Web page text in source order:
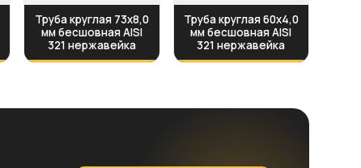
Труба круглая 73х8,0
мм бесшовная AISI
321 нержавейка
Труба круглая 60х4,0
мм бесшовная AISI
321 нержавейка